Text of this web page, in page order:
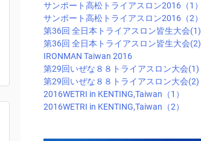
サンポート高松トライアスロン2016（1）
サンポート高松トライアスロン2016（2）
第36回 全日本トライアスロン皆生大会(1)
第36回 全日本トライアスロン皆生大会(2)
IRONMAN Taiwan 2016
第29回いぜな８８トライアスロン大会(1)
第29回いぜな８８トライアスロン大会(2)
2016WETRI in KENTING,Taiwan（1）
2016WETRI in KENTING,Taiwan（2）